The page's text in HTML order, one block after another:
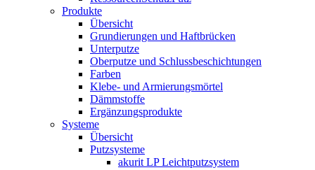
Produkte
Übersicht
Grundierungen und Haftbrücken
Unterputze
Oberputze und Schlussbeschichtungen
Farben
Klebe- und Armierungsmörtel
Dämmstoffe
Ergänzungsprodukte
Systeme
Übersicht
Putzsysteme
akurit LP Leichtputzsystem